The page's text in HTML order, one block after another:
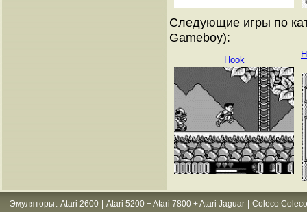
Следующие игры по
Gameboy):
Hook
Эмуляторы : Atari 2600 Atari 5200 + Atari 7800 + Atari Jaguar
Coleco